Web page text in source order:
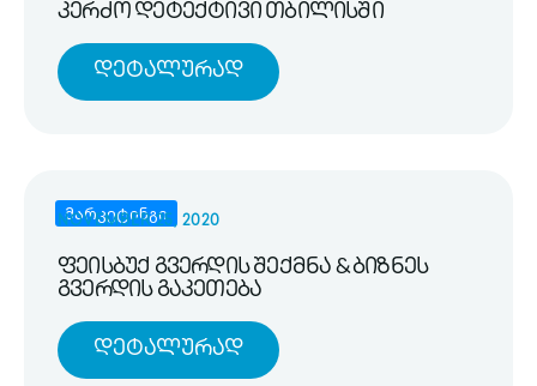
კერძო დეტექტივი თბილისში
Დეტალურად
მარკეტინგი
NOVEMBER 25, 2020
ფეისბუქ გვერდის შექმნა & ბიზნეს
გვერდის გაკეთება
Დეტალურად